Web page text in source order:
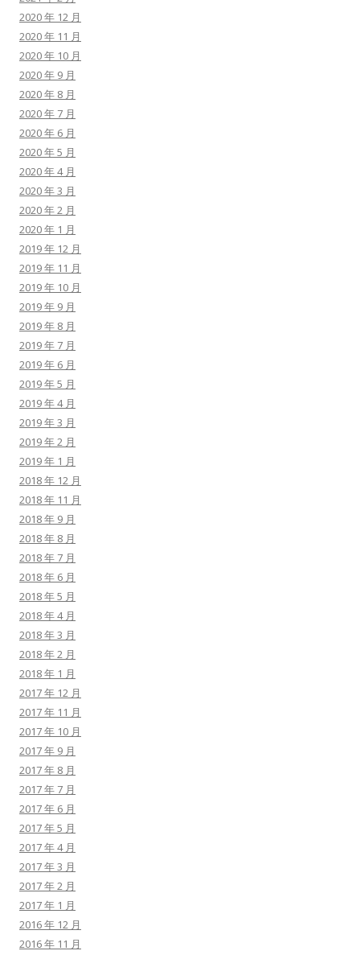
2020 年 12 月
2020 年 11 月
2020 年 10 月
2020 年 9 月
2020 年 8 月
2020 年 7 月
2020 年 6 月
2020 年 5 月
2020 年 4 月
2020 年 3 月
2020 年 2 月
2020 年 1 月
2019 年 12 月
2019 年 11 月
2019 年 10 月
2019 年 9 月
2019 年 8 月
2019 年 7 月
2019 年 6 月
2019 年 5 月
2019 年 4 月
2019 年 3 月
2019 年 2 月
2019 年 1 月
2018 年 12 月
2018 年 11 月
2018 年 9 月
2018 年 8 月
2018 年 7 月
2018 年 6 月
2018 年 5 月
2018 年 4 月
2018 年 3 月
2018 年 2 月
2018 年 1 月
2017 年 12 月
2017 年 11 月
2017 年 10 月
2017 年 9 月
2017 年 8 月
2017 年 7 月
2017 年 6 月
2017 年 5 月
2017 年 4 月
2017 年 3 月
2017 年 2 月
2017 年 1 月
2016 年 12 月
2016 年 11 月